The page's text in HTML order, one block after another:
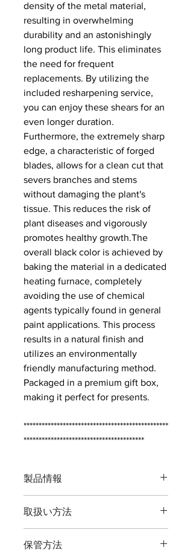
density of the metal material,
resulting in overwhelming
durability and an astonishingly
long product life. This eliminates
the need for frequent
replacements. By utilizing the
included resharpening service,
you can enjoy these shears for an
even longer duration.
Furthermore, the extremely sharp
edge, a characteristic of forged
blades, allows for a clean cut that
severs branches and stems
without damaging the plant's
tissue. This reduces the risk of
plant diseases and vigorously
promotes healthy growth.The
overall black color is achieved by
baking the material in a dedicated
heating furnace, completely
avoiding the use of chemical
agents typically found in general
paint applications. This process
results in a natural finish and
utilizes an environmentally
friendly manufacturing method.
Packaged in a premium gift box,
making it perfect for presents.
************************************************
****************************************
製品情報
全長：約１６５ミリ
重量：約１７０グラム
刃渡：約５０ミリ
取扱い方法
ミリまでです。
保管方法